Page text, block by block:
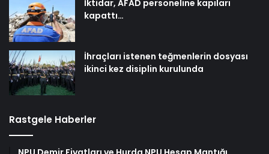
İktidar, AFAD personeline kapıları
kapattı…
İhraçları istenen teğmenlerin dosyası
ikinci kez disiplin kurulunda
Rastgele Haberler